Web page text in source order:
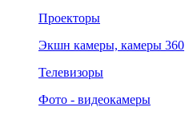
Проекторы
Экшн камеры, камеры 360
Телевизоры
Фото - видеокамеры